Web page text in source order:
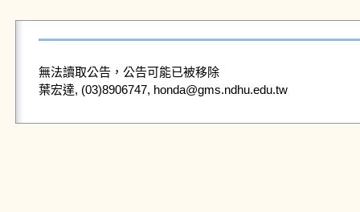
無法讀取公告，公告可能已被移除
葉宏達, (03)8906747, honda@gms.ndhu.edu.tw